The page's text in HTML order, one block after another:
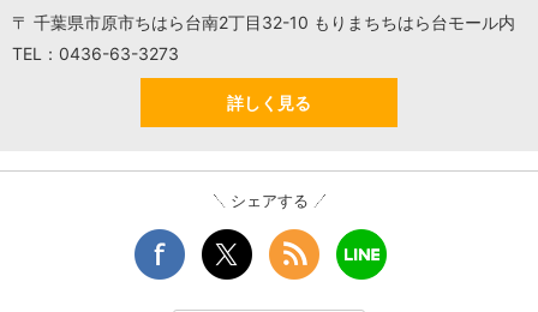
〒 千葉県市原市ちはら台南2丁目32-10 もりまちちはら台モール内
TEL：0436-63-3273
詳しく見る
シェアする